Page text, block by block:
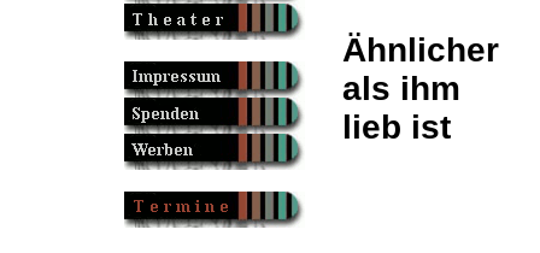
Ähnlicher
als ihm
lieb ist